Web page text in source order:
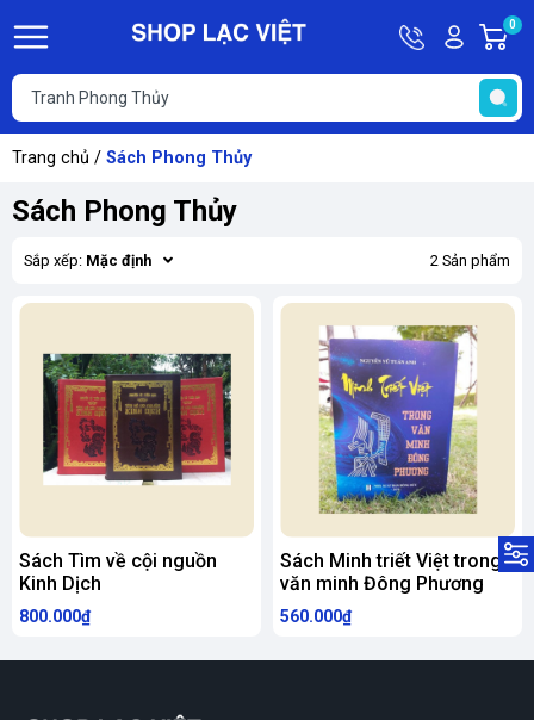
HotlineTài
khoản
Hello,
Khách
0
Trang chủ / Sách Phong Thủy
Sách Phong Thủy
Sắp xếp: Mặc định 2 Sản phẩm
Sách Tìm về cội nguồn
Kinh Dịch
800.000₫
Sách Minh triết Việt trong
văn minh Đông Phương
560.000₫